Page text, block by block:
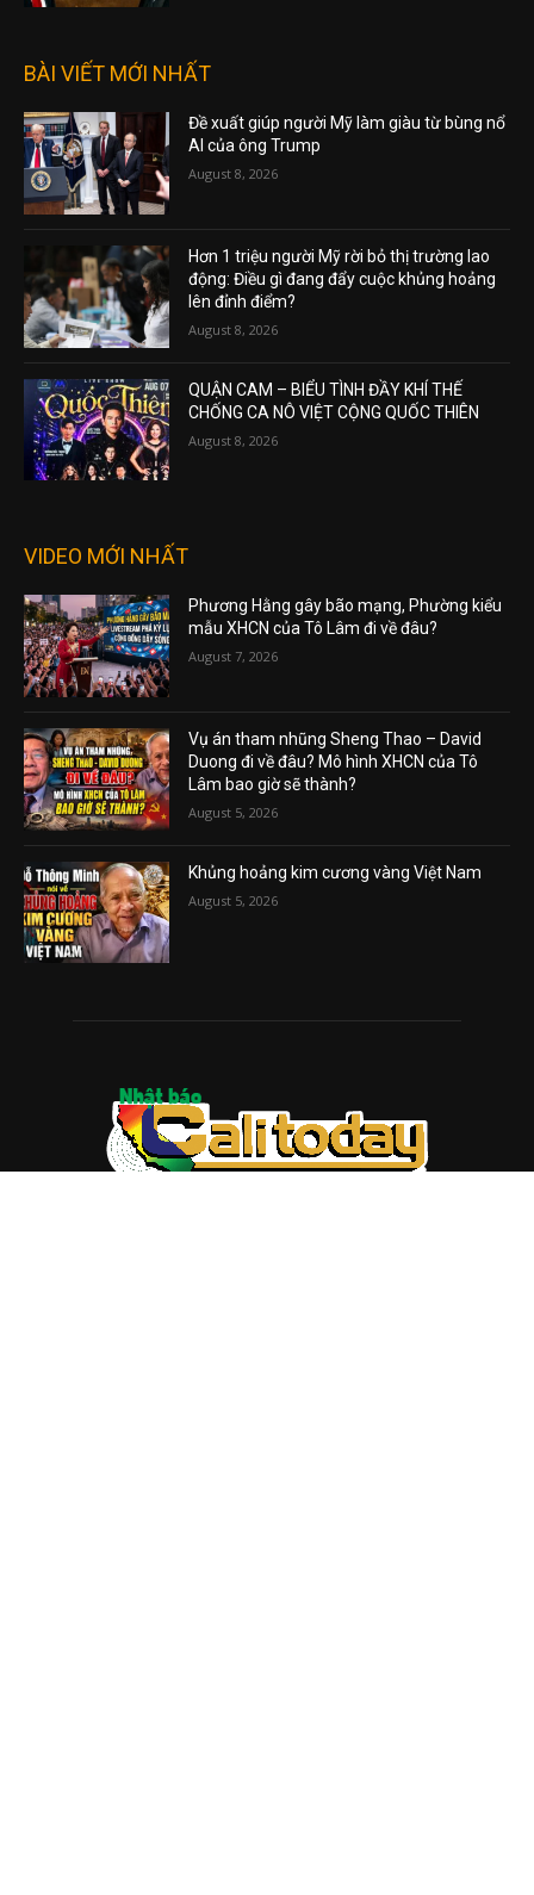
BÀI VIẾT MỚI NHẤT
Đề xuất giúp người Mỹ làm giàu từ bùng nổ
AI của ông Trump
August 8, 2026
Hơn 1 triệu người Mỹ rời bỏ thị trường lao
động: Điều gì đang đẩy cuộc khủng hoảng
lên đỉnh điểm?
August 8, 2026
QUẬN CAM – BIỂU TÌNH ĐẦY KHÍ THẾ
CHỐNG CA NÔ VIỆT CỘNG QUỐC THIÊN
August 8, 2026
VIDEO MỚI NHẤT
Phương Hằng gây bão mạng, Phường kiểu
mẫu XHCN của Tô Lâm đi về đâu?
August 7, 2026
Vụ án tham nhũng Sheng Thao – David
Duong đi về đâu? Mô hình XHCN của Tô
Lâm bao giờ sẽ thành?
August 5, 2026
Khủng hoảng kim cương vàng Việt Nam
August 5, 2026